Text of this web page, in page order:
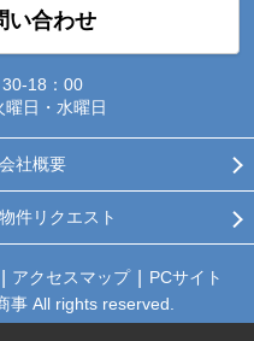
い合わせ
18：00
曜日・水曜日
会社概要
物件リクエスト
アクセスマップ
PCサイト
事 All rights reserved.